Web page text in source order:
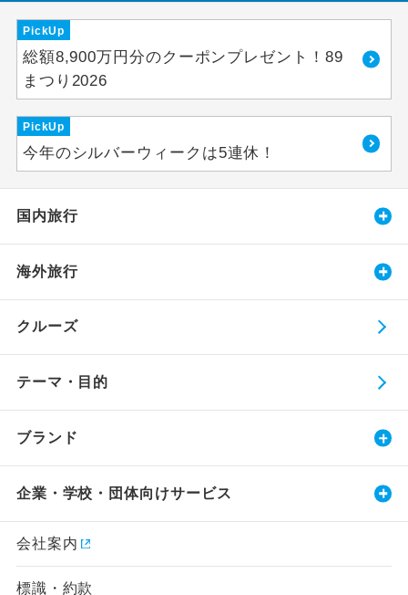
PickUp
総額8,900万円分のクーポンプレゼント！89
まつり2026
PickUp
今年のシルバーウィークは5連休！
国内旅行
海外旅行
クルーズ
テーマ・目的
ブランド
企業・学校・団体向けサービス
会社案内
標識・約款